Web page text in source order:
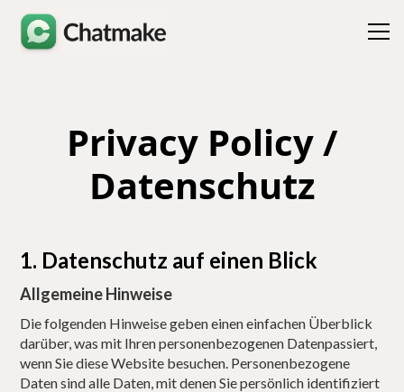
Privacy Policy /
Datenschutz
1. Datenschutz auf einen Blick
Allgemeine Hinweise
Die folgenden Hinweise geben einen einfachen Überblick
darüber, was mit Ihren personenbezogenen Datenpassiert,
wenn Sie diese Website besuchen. Personenbezogene
Daten sind alle Daten, mit denen Sie persönlich identifiziert